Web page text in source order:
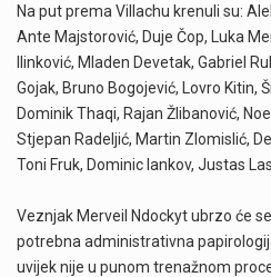
Na put prema Villachu krenuli su:
Ante Majstorović, Duje Čop, Luka
Ilinković, Mladen Devetak, Gabriel
Gojak, Bruno Bogojević, Lovro Kitin,
Dominik Thaqi, Rajan Žlibanović,
Stjepan Radeljić, Martin Zlomislić,
Toni Fruk, Dominic Iankov, Justas
Veznjak Merveil Ndockyt ubrzo će
potrebna administrativna
uvijek nije u punom trenažnom